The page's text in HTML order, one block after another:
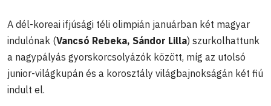
A dél-koreai ifjúsági téli olimpián januárban két magyar
indulónak (Vancsó Rebeka, Sándor Lilla) szurkolhattunk
a nagypályás gyorskorcsolyázók között, míg az utolsó
junior-világkupán és a korosztály világbajnokságán két fiú
indult el.